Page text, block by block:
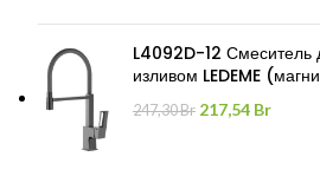
L4092D-12 Смеситель
изливом LEDEME
247,30Br Первоначальная
217,54 Br